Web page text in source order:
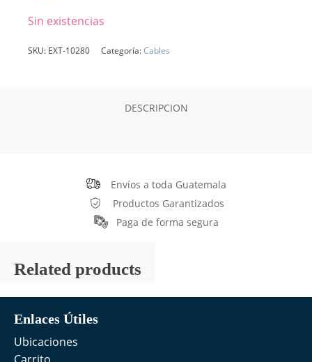
Sin existencias
SKU: EXT-10280 Categoría:Cables
DESCRIPCION
Envíos a toda Guatemala
Productos Garantizados
Paga de forma segura
Related products
Enlaces Útiles
Ubicaciones